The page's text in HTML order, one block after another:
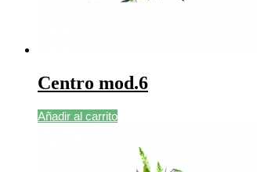
Centro mod.6
Añadir al carrito